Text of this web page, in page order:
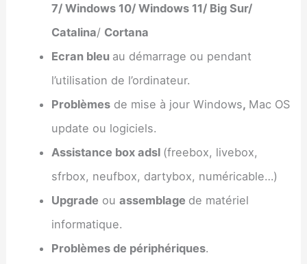
7/ Windows 10/ Windows 11/ Big Sur/
Catalina/ Cortana
Ecran bleu au démarrage ou pendant
l’utilisation de l’ordinateur.
Problèmesde mise à jour Windows, Mac OS
update ou logiciels.
Assistance box adsl (freebox, livebox,
sfrbox, neufbox, dartybox, numéricable…)
Upgrade ou assemblage de matériel
informatique.
Problèmes de périphériques.